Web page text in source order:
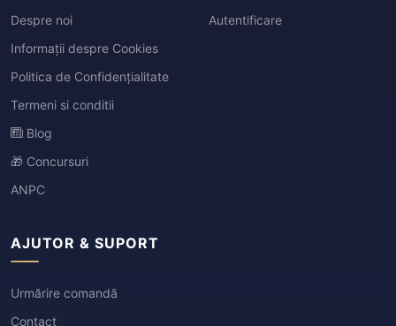
Despre noi
Informații despre Cookies
Politica de Confidențialitate
Termeni si conditii
Blog
🎁 Concursuri
ANPC
Autentificare
AJUTOR & SUPORT
Urmărire comandă
Contact